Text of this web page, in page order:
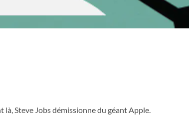
là, Steve Jobs démissionne du géant Apple.